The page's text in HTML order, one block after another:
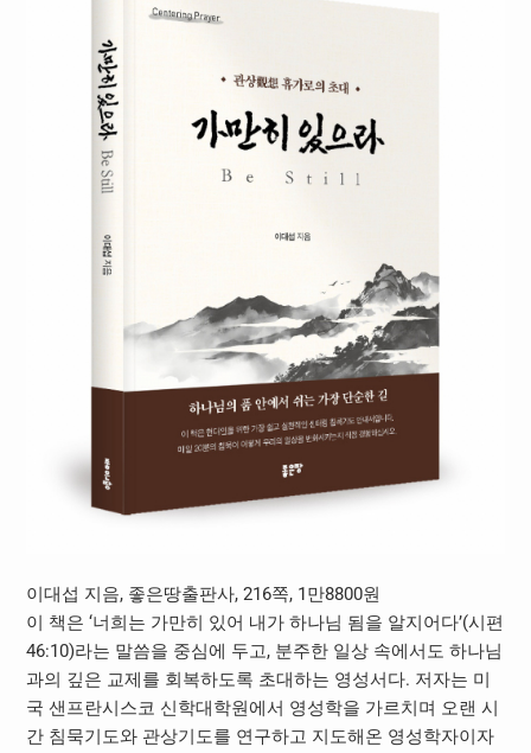
이대섭 지음, 좋은땅출판사, 216쪽, 1만8800원
이 책은 ‘너희는 가만히 있어 내가 하나님 됨을 알지어다’(시편
46:10)라는 말씀을 중심에 두고, 분주한 일상 속에서도 하나님
과의 깊은 교제를 회복하도록 초대하는 영성서다. 저자는 미
국 샌프란시스코 신학대학원에서 영성학을 가르치며 오랜 시
간 침묵기도와 관상기도를 연구하고 지도해온 영성학자이자